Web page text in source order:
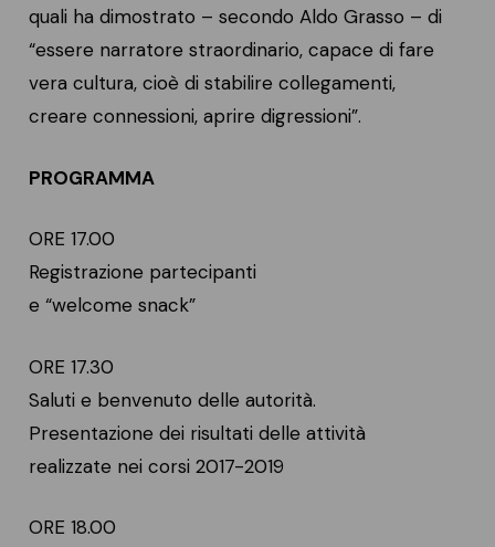
quali ha dimostrato – secondo Aldo Grasso – di
“essere narratore straordinario, capace di fare
vera cultura, cioè di stabilire collegamenti,
creare connessioni, aprire digressioni”.
PROGRAMMA
ORE 17.00
Registrazione partecipanti
e “welcome snack”
ORE 17.30
Saluti e benvenuto delle autorità.
Presentazione dei risultati delle attività
realizzate nei corsi 2017-2019
ORE 18.00